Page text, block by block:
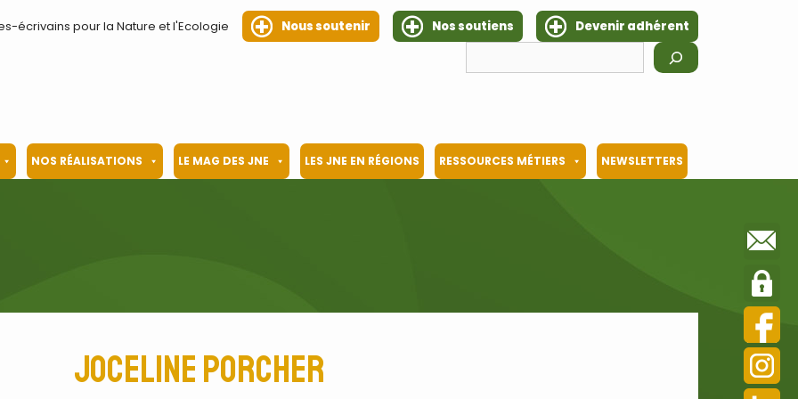
écrivains pour la Nature et l'Ecologie Nous soutenir Nos soutiens
Devenir adhérent
NOS RÉALISATIONS LE MAG DES JNE LES JNE EN RÉGIONS RESSOURCES MÉTIERS NEWSLETTERS
Joceline Porcher